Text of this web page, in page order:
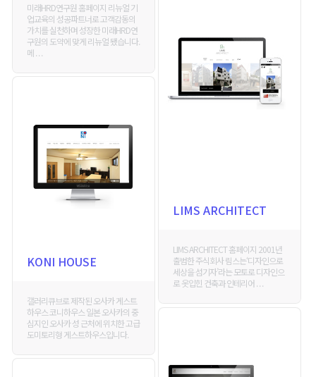
미래HRD연구원 홈페이지 리뉴얼 기
업교육의 성공파트너로 고객감동의
가치를 실천하며 성장한 미래HRD연
구원의 도약에 맞게 리뉴얼 됐습니다.
메 . . .
LIMS ARCHITECT
LIMS ARCHITECT 홈페이지 2001년
출범한 주식회사 림스는‘디자인으로
세상을 섬기자’라는 모토로 디자인으
로 옷입힌 건축과 인테리어 . . .
KONI HOUSE
갤러리큐브로 제작된 오사카 게스트
하우스 코니하우스 일본 오사카의 중
심지인 오사카 성 근처에 위치한 고급
도미토리형 게스트하우스입니다.